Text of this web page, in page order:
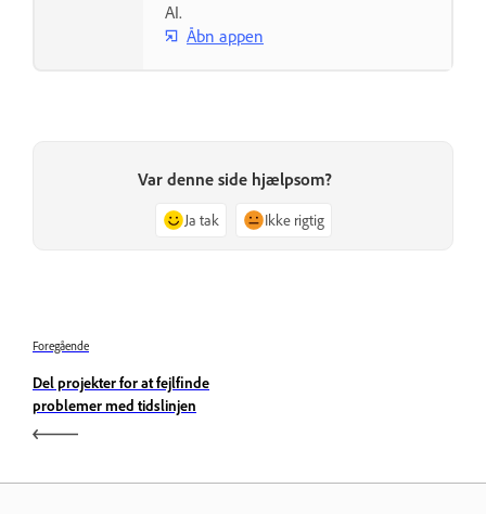
AI.
Åbn appen
Var denne side hjælpsom?
Ja tak Ikke rigtig
Foregående
Del projekter for at fejlfinde
problemer med tidslinjen